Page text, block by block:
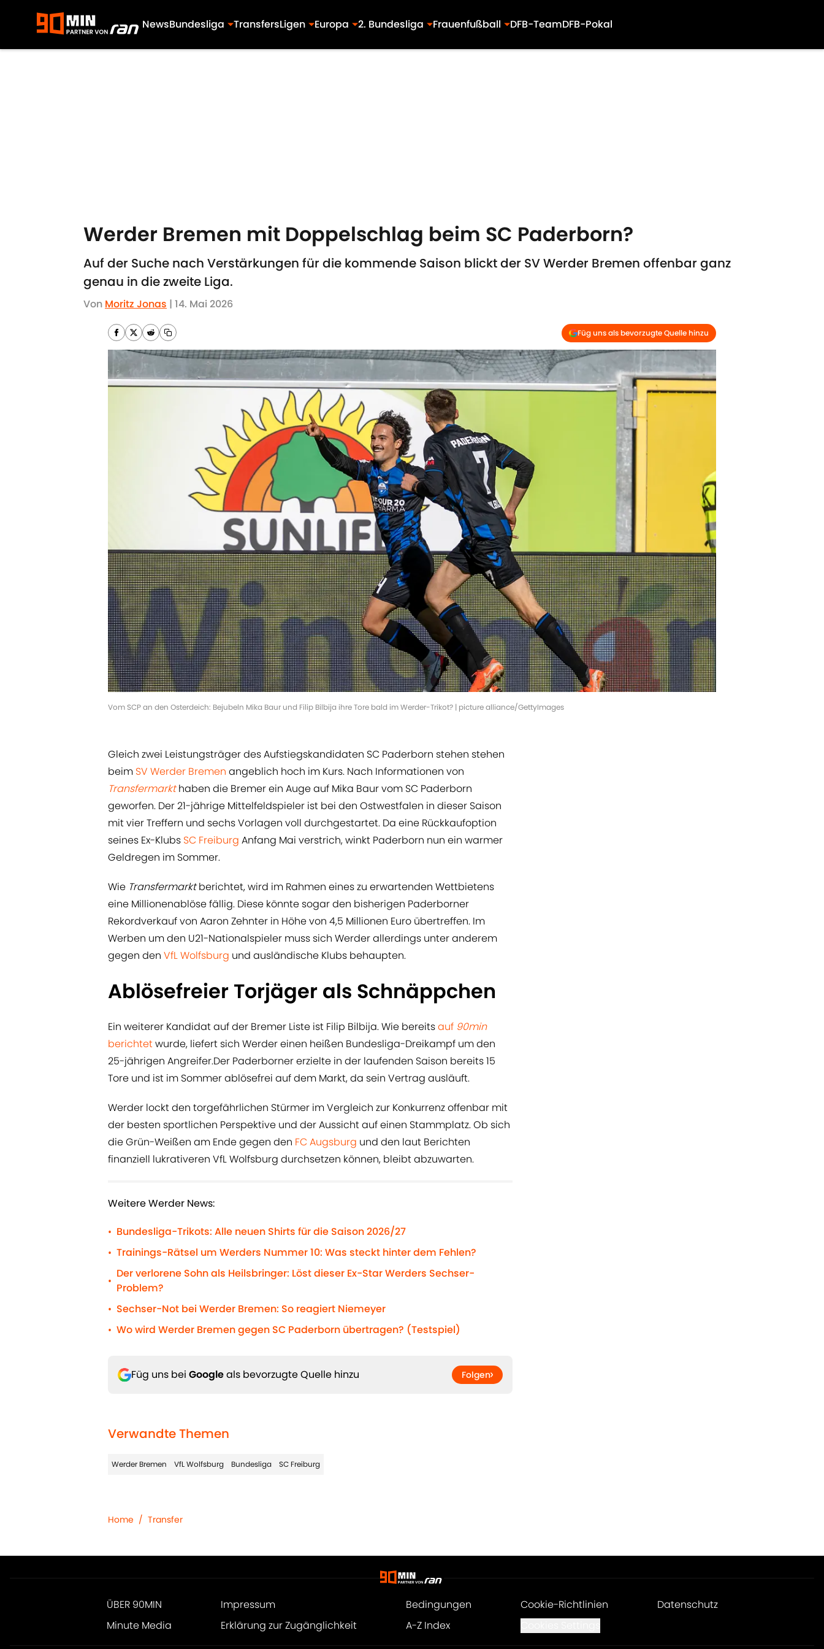
NewsBundesliga TransfersLigen Europa 2. Bundesliga Frauenfußball DFB-TeamDFB-Pokal
Werder Bremen mit Doppelschlag beim SC Paderborn?
Auf der Suche nach Verstärkungen für die kommende Saison blickt der SV Werder Bremen offenbar ganz
genau in die zweite Liga.
Von Moritz Jonas | 14. Mai 2026
Füg uns als bevorzugte Quelle hinzu
Vom SCP an den Osterdeich: Bejubeln Mika Baur und Filip Bilbija ihre Tore bald im Werder-Trikot? | picture alliance/GettyImages
Gleich zwei Leistungsträger des Aufstiegskandidaten SC Paderborn stehen stehen
beim SV Werder Bremen angeblich hoch im Kurs. Nach Informationen von
Transfermarkt haben die Bremer ein Auge auf Mika Baur vom SC Paderborn
geworfen. Der 21-jährige Mittelfeldspieler ist bei den Ostwestfalen in dieser Saison
mit vier Treffern und sechs Vorlagen voll durchgestartet. Da eine Rückkaufoption
seines Ex-Klubs SC Freiburg Anfang Mai verstrich, winkt Paderborn nun ein warmer
Geldregen im Sommer.
Wie Transfermarktberichtet, wird im Rahmen eines zu erwartenden Wettbietens
eine Millionenablöse fällig. Diese könnte sogar den bisherigen Paderborner
Rekordverkauf von Aaron Zehnter in Höhe von 4,5 Millionen Euro übertreffen. Im
Werben um den U21-Nationalspieler muss sich Werder allerdings unter anderem
gegen den VfL Wolfsburg und ausländische Klubs behaupten.
Ablösefreier Torjäger als Schnäppchen
Ein weiterer Kandidat auf der Bremer Liste ist Filip Bilbija. Wie bereitsauf 90min
berichtetwurde, liefert sich Werder einen heißen Bundesliga-Dreikampf um den
25-jährigen Angreifer.Der Paderborner erzielte in der laufenden Saison bereits 15
Tore und ist im Sommer ablösefrei auf dem Markt, da sein Vertrag ausläuft.
Werder lockt den torgefährlichen Stürmer im Vergleich zur Konkurrenz offenbar mit
der besten sportlichen Perspektive und der Aussicht auf einen Stammplatz. Ob sich
die Grün-Weißen am Ende gegen den FC Augsburg und den laut Berichten
finanziell lukrativeren VfL Wolfsburg durchsetzen können, bleibt abzuwarten.
Weitere Werder News:
• Bundesliga-Trikots: Alle neuen Shirts für die Saison 2026/27
• Trainings-Rätsel um Werders Nummer 10: Was steckt hinter dem Fehlen?
•
Der verlorene Sohn als Heilsbringer: Löst dieser Ex-Star Werders Sechser-
Problem?
• Sechser-Not bei Werder Bremen: So reagiert Niemeyer
• Wo wird Werder Bremen gegen SC Paderborn übertragen? (Testspiel)
Füg uns bei Googleals bevorzugte Quelle hinzu Folgen
Verwandte Themen
Werder Bremen VfL Wolfsburg Bundesliga SC Freiburg
Home / Transfer
ÜBER 90MIN Impressum Bedingungen Cookie-Richtlinien
Datenschutz
Minute Media
Erklärung zur Zugänglichkeit A-Z Index